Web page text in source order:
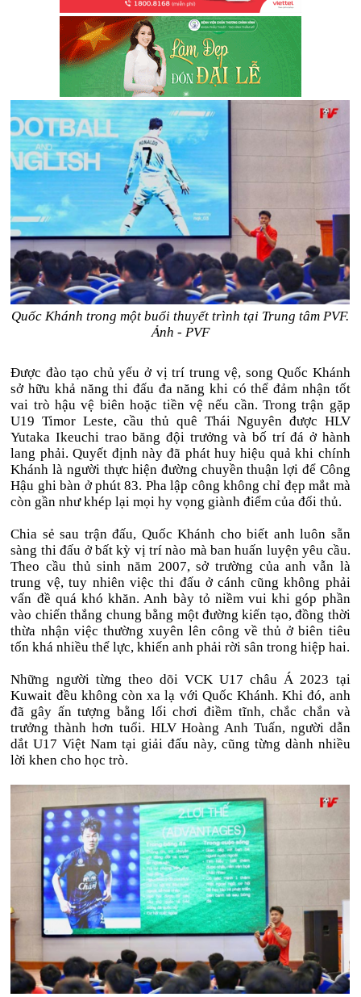
Quốc Khánh trong một buổi thuyết trình tại Trung tâm PVF.
Ảnh - PVF
Được đào tạo chủ yếu ở vị trí trung vệ, song Quốc Khánh
sở hữu khả năng thi đấu đa năng khi có thể đảm nhận tốt
vai trò hậu vệ biên hoặc tiền vệ nếu cần. Trong trận gặp
U19 Timor Leste, cầu thủ quê Thái Nguyên được HLV
Yutaka Ikeuchi trao băng đội trưởng và bố trí đá ở hành
lang phải. Quyết định này đã phát huy hiệu quả khi chính
Khánh là người thực hiện đường chuyền thuận lợi để Công
Hậu ghi bàn ở phút 83. Pha lập công không chỉ đẹp mắt mà
còn gần như khép lại mọi hy vọng giành điểm của đối thủ.
Chia sẻ sau trận đấu, Quốc Khánh cho biết anh luôn sẵn
sàng thi đấu ở bất kỳ vị trí nào mà ban huấn luyện yêu cầu.
Theo cầu thủ sinh năm 2007, sở trường của anh vẫn là
trung vệ, tuy nhiên việc thi đấu ở cánh cũng không phải
vấn đề quá khó khăn. Anh bày tỏ niềm vui khi góp phần
vào chiến thắng chung bằng một đường kiến tạo, đồng thời
thừa nhận việc thường xuyên lên công về thủ ở biên tiêu
tốn khá nhiều thể lực, khiến anh phải rời sân trong hiệp hai.
Những người từng theo dõi VCK U17 châu Á 2023 tại
Kuwait đều không còn xa lạ với Quốc Khánh. Khi đó, anh
đã gây ấn tượng bằng lối chơi điềm tĩnh, chắc chắn và
trưởng thành hơn tuổi. HLV Hoàng Anh Tuấn, người dẫn
dắt U17 Việt Nam tại giải đấu này, cũng từng dành nhiều
lời khen cho học trò.